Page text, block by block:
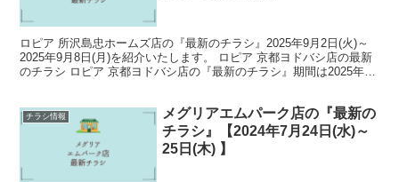
ロピア 所沢島忠ホームズ店の『最新のチラシ』2025年9月2日(火)～
2025年9月8日(月)を紹介いたします。 ロピア 京都ヨドバシ店の最新
のチラシ ロピア 京都ヨドバシ店の『最新のチラシ』期間は2025年9
チラシ情報
メグリアエムパーク店の『最新の
チラシ』【2024年7月24日(水)～
25日(木) 】